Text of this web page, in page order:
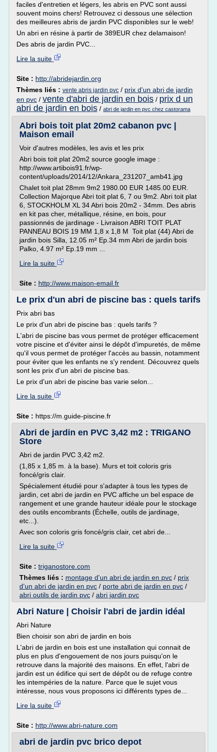
faciles d'entretien et légers, les abris en PVC sont aussi
souvent moins chers! Retrouvez ci dessous une sélection
des meilleures abris de jardin PVC disponibles sur le web!
Un abri en résine à partir de 389EUR chez delamaison!
Des abris de jardin PVC...
Lire la suite
Site : http://abridejardin.org
Thèmes liés : vente abris jardin pvc / prix d'un abri de jardin
en pvc / vente d'abri de jardin en bois / prix d un
abri de jardin en bois / abri de jardin en pvc chez castorama
Abri bois toit plat 20m2 cabanon pvc |
Maison email
Voir d'autres modèles, les avis et les prix
Abri bois toit plat 20m2 source google image :
http://www.artibois91.fr/wp-
content/uploads/2014/12/Ankara_231207_amb41.jpg
Chalet toit plat 28mm 9m2 1980.00 EUR 1485.00 EUR.
Collection Majorque Abri toit plat 6, 7 ou 9m2. Abri toit plat
6, STOCKHOLM XL 34 Abri bois 20m2 - 34mm. Des abris
en kit pas cher, métallique, résine, en bois, pour
passionnés de jardinage - Livraison ABRI TOIT PLAT
PANNEAU BOIS 19 MM 1,8 x 1,8 M Toit plat (44) Abri de
jardin bois Silla, 12.05 m² Ep.34 mm Abri de jardin bois
Palko, 4.97 m² Ep.19 mm ...
Lire la suite
Site : http://www.maison-email.fr
Le prix d'un abri de piscine bas : quels tarifs
Prix abri bas
Le prix d'un abri de piscine bas : quels tarifs ?
L'abri de piscine bas vous permet de protéger efficacement
votre piscine et d'éviter ainsi le dépôt d'impuretés, de même
qu'il vous permet de protéger l'accès au bassin, notamment
pour éviter que les enfants ne s'y rendent. Découvrez quels
sont les prix d'un abri de piscine bas.
Le prix d'un abri de piscine bas varie selon...
Lire la suite
Site : https://m.guide-piscine.fr
Abri de jardin en PVC 3,42 m2 : TRIGANO
Store
Abri de jardin PVC 3,42 m2.
(1,85 x 1,85 m. à la base). Murs et toit coloris gris
foncé/gris clair.
Spécialement étudié pour s'adapter à tous les types de
jardin, cet abri de jardin en PVC affiche un bel espace de
rangement et une grande hauteur idéale pour le stockage
des outils encombrants (Échelle, outils de jardinage,
etc...).
Avec son coloris gris foncé/gris clair, cet abri de...
Lire la suite
Site : triganostore.com
Thèmes liés : montage d'un abri de jardin en pvc / prix
d'un abri de jardin en pvc / porte abri de jardin en pvc /
abri outils de jardin pvc / abri jardin pvc
Abri Nature | Choisir l'abri de jardin idéal
Abri Nature
Bien choisir son abri de jardin en bois
L'abri de jardin en bois est une installation qui connait de
plus en plus d'engouement de nos jours puisqu'on le
retrouve dans la majorité des maisons. En effet, l'abri de
jardin est un édifice qui sert de dépôt ou de refuge contre
les intempéries de la nature. Parce que le sujet vous
intéresse, nous vous proposons ici différents types de...
Lire la suite
Site : http://www.abri-nature.com
abri de jardin pvc brico depot